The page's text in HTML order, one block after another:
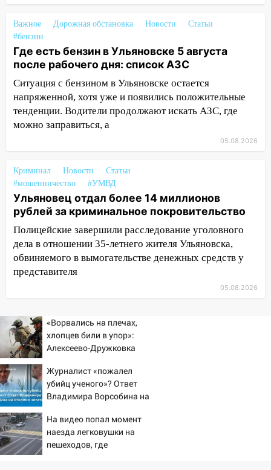
07:18
В Ульяновск идет
тридцатиградусная жара: какая будет
погода в четверг
06:00
Четыре года борьбы: ульяновские
юристы помогли женщине засудить УК
за плесень на стенах
05:00
Кому 6 августа звезды сулят
05.08.2026
22:58 Соцсети: на проспекте Тюленева
ДТП с мотоциклистом
20:22 Мошенники обманули 92-летнюю
жительницу Ульяновской области
19:14 Житель Ульяновской области
подвез троих незнакомцев на трассе и
Ульяновской области
18:00
Мотофристайл, рок и силовой
экстрим: в Ульяновске пройдет
большой фестиваль «Наше время»
17:30
Где есть бензин в Ульяновске 5
августа после рабочего дня: список АЗС
17:05
«Обыск» по видеосвязи: в
Ульяновске задержали 19-летнюю
сообщницу мошенников
Важное Дорожная обстановка Новости
Статьи
#бензин
Где есть бензин в Ульяновске 5 августа
после рабочего дня: список АЗС
Ситуация с бензином в Ульяновске остается
напряженной, хотя уже и появились положительные
тенденции. Водители продолжают искать АЗС, где
можно заправиться, а
05.08.2026
Криминал Новости
Статьи
#мошенничество
#УМВД
Ульяновец отдал более 14 миллионов
рублей за криминальное покровительство
Полицейские завершили расследование уголовного
дела в отношении 35-летнего жителя Ульяновска,
обвиняемого в вымогательстве денежных средств у
представителя
05.08.2026
«Ворвались на плечах,
хлопцев били в упор»:
Алексеево-Дружковка
«птах Мадьяра»
Журналист «пожалел
убийц ученого»? Ответ
Владимира Ворсобина на
На видео попал момент
наезда легковушки на
пешеходов, где